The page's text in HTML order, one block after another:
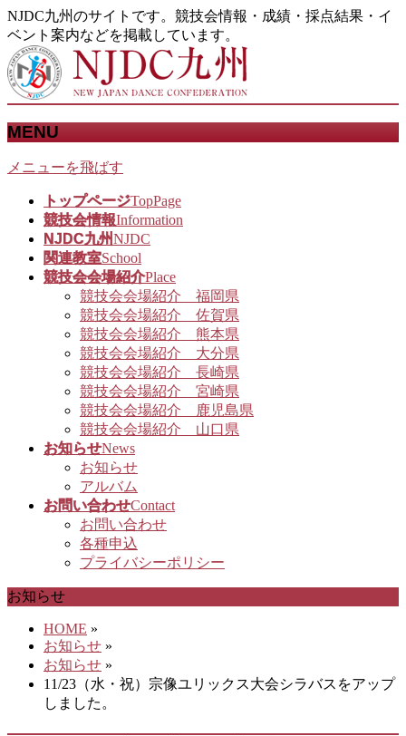
NJDC九州のサイトです。競技会情報・成績・採点結果・イ
ベント案内などを掲載しています。
MENU
メニューを飛ばす
トップページTopPage
競技会情報Information
NJDC九州NJDC
関連教室School
競技会会場紹介Place
競技会会場紹介 福岡県
競技会会場紹介 佐賀県
競技会会場紹介 熊本県
競技会会場紹介 大分県
競技会会場紹介 長崎県
競技会会場紹介 宮崎県
競技会会場紹介 鹿児島県
競技会会場紹介 山口県
お知らせNews
お知らせ
アルバム
お問い合わせContact
お問い合わせ
各種申込
プライバシーポリシー
お知らせ
HOME »
お知らせ »
お知らせ »
11/23（水・祝）宗像ユリックス大会シラバスをアップ
しました。